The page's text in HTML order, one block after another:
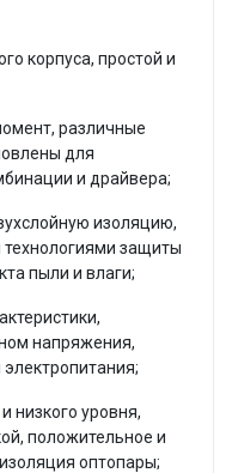
корпуса, простой и
различные
для
и драйвера;
изоляцию,
защиты
пыли и влаги;
напряжения,
низкого уровня,
положительное и
оптопары;